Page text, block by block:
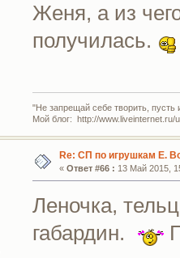
Женя, а из
получилась.
"Не запрещай себе творить,
Мой блог: http://www.liveinternet.ru/
Re: СП по игрушкам Е.
« Ответ #66 : 13 Май 2015,
Леночка,
габардин.